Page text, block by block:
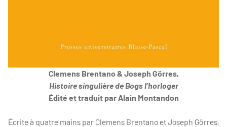
Clemens Brentano & Joseph Görres,
Histoire singulière de Bogs l’horloger
Édité et traduit par Alain Montandon
Écrite à quatre mains par Clemens Brentano et Joseph Görres,